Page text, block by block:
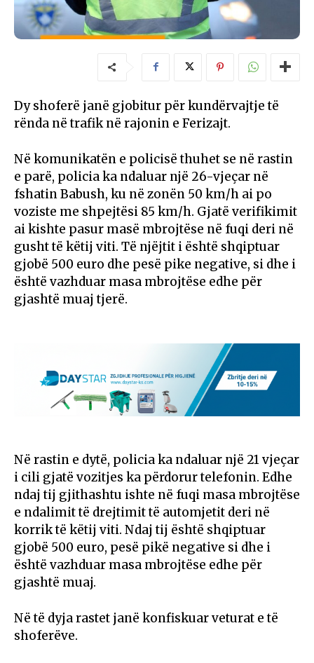
Dy shoferë janë gjobitur për kundërvajtje të
rënda në trafik në rajonin e Ferizajt.
Në komunikatën e policisë thuhet se në rastin
e parë, policia ka ndaluar një 26-vjeçar në
fshatin Babush, ku në zonën 50 km/h ai po
voziste me shpejtësi 85 km/h. Gjatë verifikimit
ai kishte pasur masë mbrojtëse në fuqi deri në
gusht të këtij viti. Të njëjtit i është shqiptuar
gjobë 500 euro dhe pesë pike negative, si dhe i
është vazhduar masa mbrojtëse edhe për
gjashtë muaj tjerë.
Në rastin e dytë, policia ka ndaluar një 21 vjeçar
i cili gjatë vozitjes ka përdorur telefonin. Edhe
ndaj tij gjithashtu ishte në fuqi masa mbrojtëse
e ndalimit të drejtimit të automjetit deri në
korrik të këtij viti. Ndaj tij është shqiptuar
gjobë 500 euro, pesë pikë negative si dhe i
është vazhduar masa mbrojtëse edhe për
gjashtë muaj.
Në të dyja rastet janë konfiskuar veturat e të
shoferëve.